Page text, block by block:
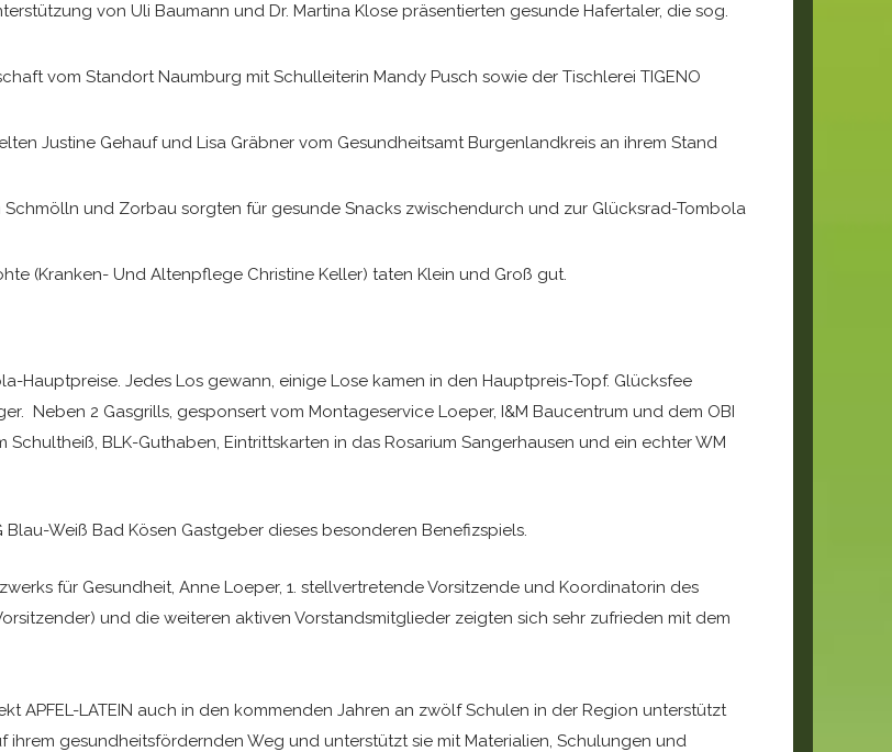
von Uli Baumann und Dr. Martina Klose präsentierten gesunde Hafertaler, die sog.
vom Standort Naumburg mit Schulleiterin Mandy Pusch sowie der Tischlerei TIGENO
Justine Gehauf und Lisa Gräbner vom Gesundheitsamt Burgenlandkreis an ihrem Stand
und Zorbau sorgten für gesunde Snacks zwischendurch und zur Glücksrad-Tombola
(Kranken- Und Altenpflege Christine Keller) taten Klein und Groß gut.
Hauptpreise. Jedes Los gewann, einige Lose kamen in den Hauptpreis-Topf. Glücksfee
Neben 2 Gasgrills, gesponsert vom Montageservice Loeper, I&M Baucentrum und dem OBI
BLK-Guthaben, Eintrittskarten in das Rosarium Sangerhausen und ein echter WM
Weiß Bad Kösen Gastgeber dieses besonderen Benefizspiels.
für Gesundheit, Anne Loeper, 1. stellvertretende Vorsitzende und Koordinatorin des
und die weiteren aktiven Vorstandsmitglieder zeigten sich sehr zufrieden mit dem
APFEL-LATEIN auch in den kommenden Jahren an zwölf Schulen in der Region unterstützt
gesundheitsfördernden Weg und unterstützt sie mit Materialien, Schulungen und